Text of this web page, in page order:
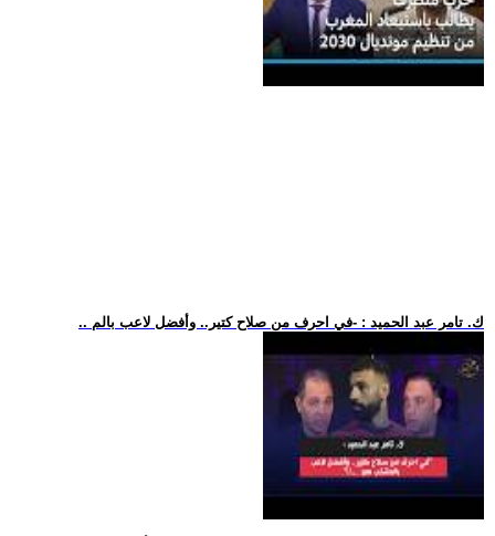
.. ك. تامر عبد الحميد : -في احرف من صلاح كتير.. وأفضل لاعب بالم